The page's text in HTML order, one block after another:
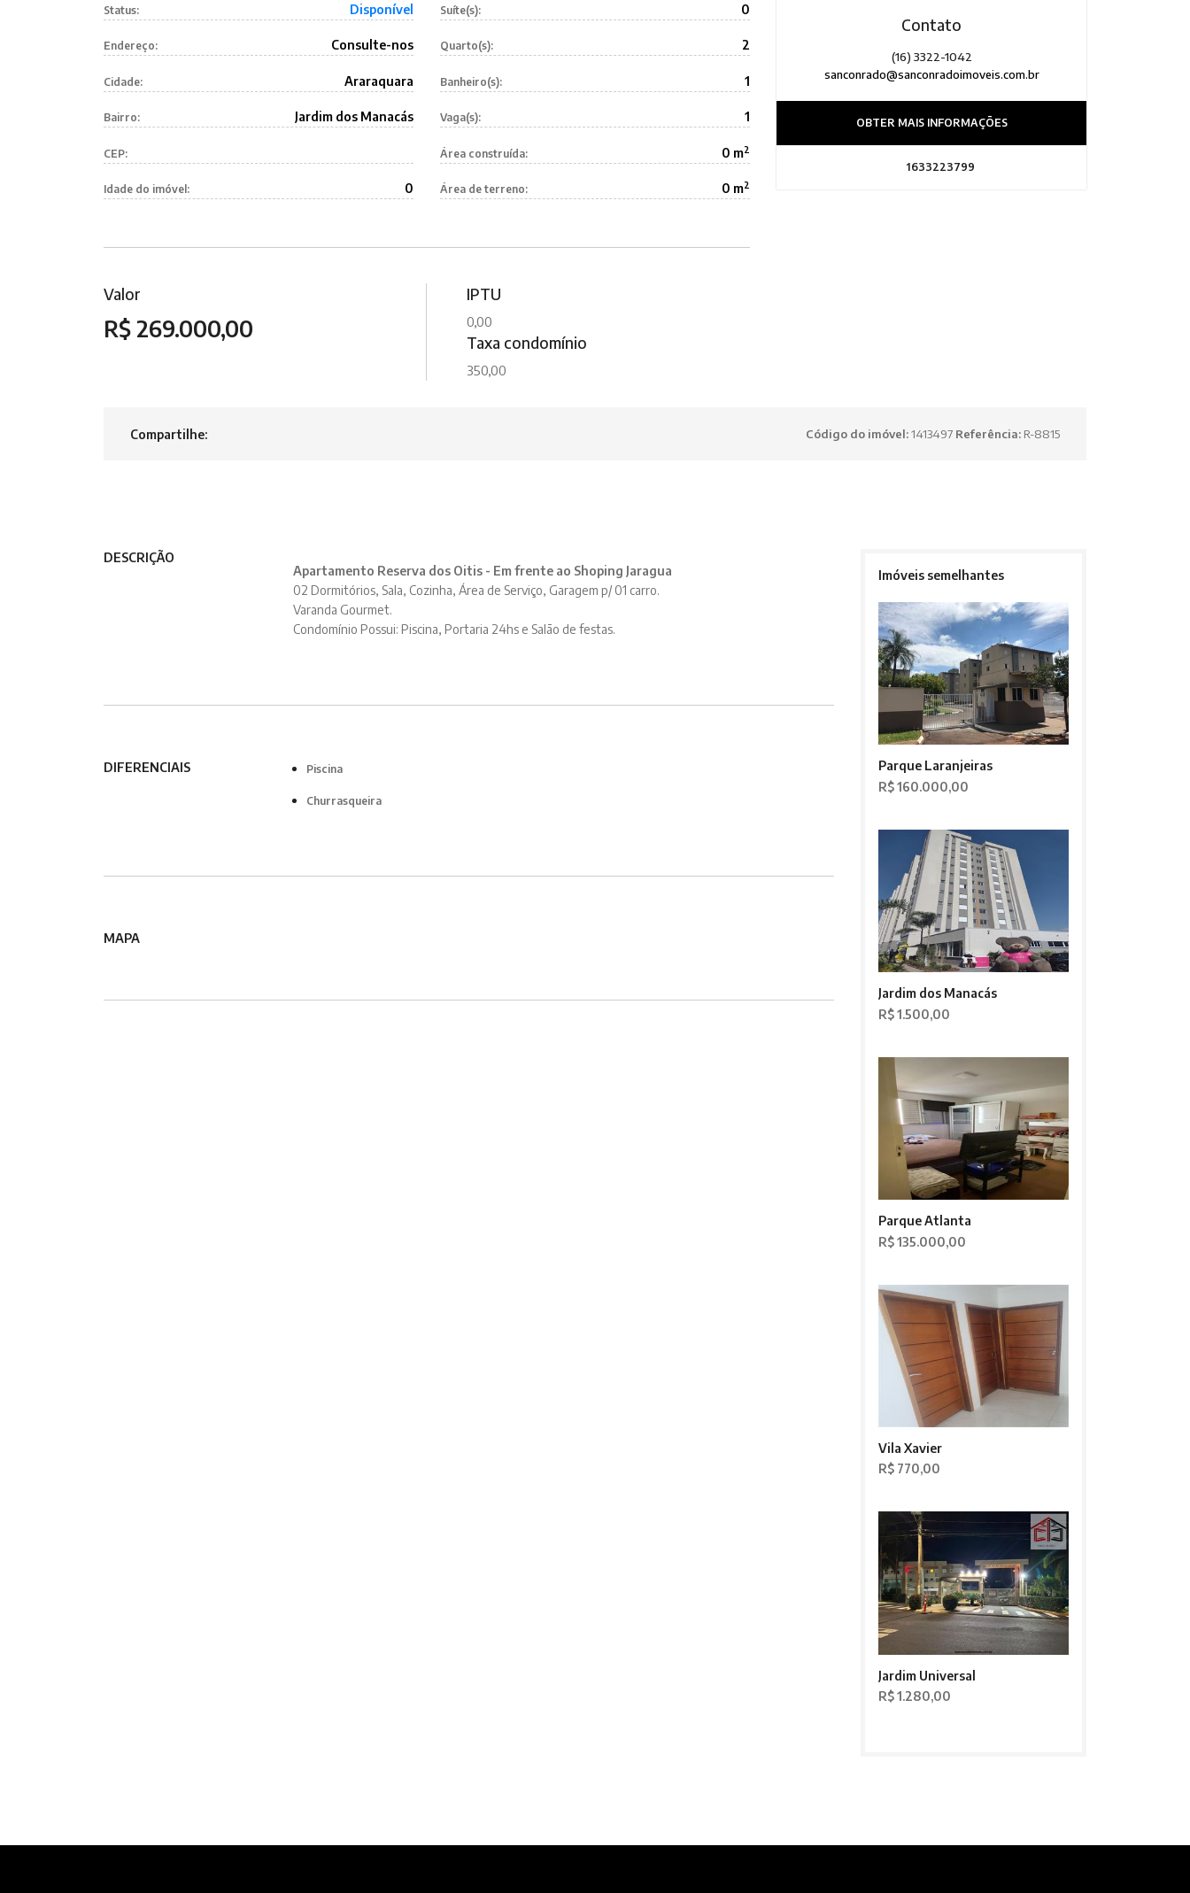
Status: Disponível
Endereço: Consulte-nos
Cidade: Araraquara
Bairro: Jardim dos Manacás
CEP:
Idade do imóvel: 0
Suíte(s): 0
Quarto(s): 2
Banheiro(s): 1
Vaga(s): 1
Área construída: 0 m2
Área de terreno: 0 m2
Valor
R$ 269.000,00
IPTU
0,00
Taxa condomínio
350,00
Contato
(16) 3322-1042
sanconrado@sanconradoimoveis.com.br
OBTER MAIS INFORMAÇÕES
1633223799
Compartilhe: Código do imóvel:1413497 Referência: R-8815
DESCRIÇÃO
Apartamento Reserva dos Oitis - Em frente ao Shoping Jaragua
02 Dormitórios, Sala, Cozinha, Área de Serviço, Garagem p/ 01 carro.
Varanda Gourmet.
Condomínio Possui: Piscina, Portaria 24hs e Salão de festas.
DIFERENCIAIS Piscina
Churrasqueira
MAPA
Imóveis semelhantes
Parque Laranjeiras
R$ 160.000,00
Jardim dos Manacás
R$ 1.500,00
Parque Atlanta
R$ 135.000,00
Vila Xavier
R$ 770,00
Jardim Universal
R$ 1.280,00